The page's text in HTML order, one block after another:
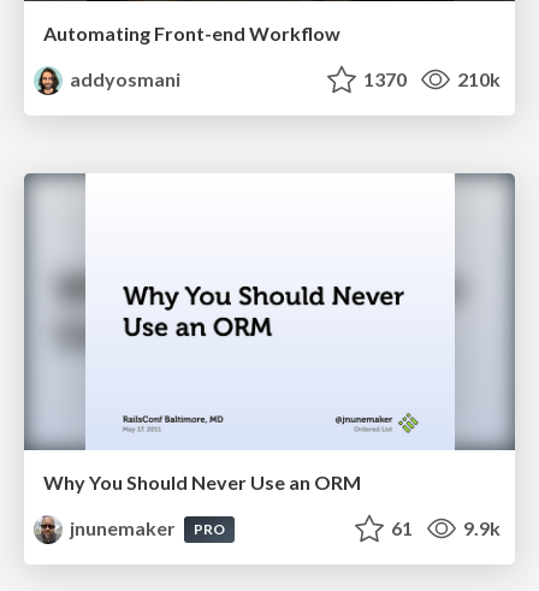
Automating Front-end Workflow
addyosmani
1370 210k
Why You Should Never Use an ORM
jnunemaker
PRO 61 9.9k